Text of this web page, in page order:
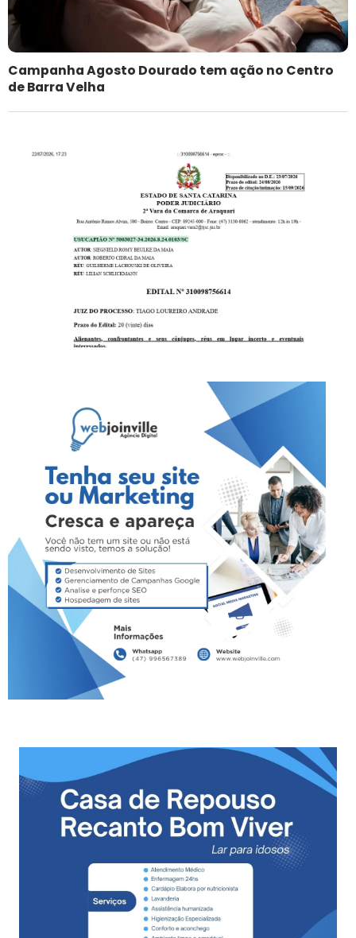
Campanha Agosto Dourado tem ação no Centro
de Barra Velha